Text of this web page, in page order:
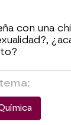
con una